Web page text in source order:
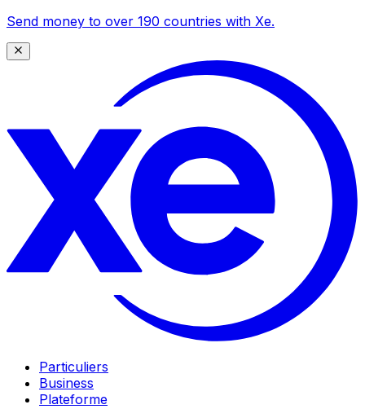
Send money to over 190 countries with Xe.
Particuliers
Business
Plateforme